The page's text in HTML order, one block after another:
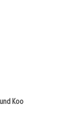
Koo